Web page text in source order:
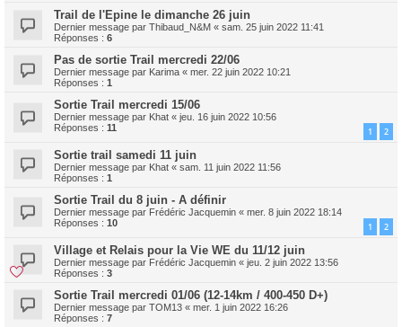
Trail de l'Epine le dimanche 26 juin
Dernier message par Thibaud_N&M « sam. 25 juin 2022 11:41
Réponses : 6
Pas de sortie Trail mercredi 22/06
Dernier message par Karima « mer. 22 juin 2022 10:21
Réponses : 1
Sortie Trail mercredi 15/06
Dernier message par Khat « jeu. 16 juin 2022 10:56
Réponses : 11 1 2
Sortie trail samedi 11 juin
Dernier message par Khat « sam. 11 juin 2022 11:56
Réponses : 1
Sortie Trail du 8 juin - A définir
Dernier message par Frédéric Jacquemin « mer. 8 juin 2022 18:14
Réponses : 10 1 2
Village et Relais pour la Vie WE du 11/12 juin
Dernier message par Frédéric Jacquemin « jeu. 2 juin 2022 13:56
Réponses : 3
Sortie Trail mercredi 01/06 (12-14km / 400-450 D+)
Dernier message par TOM13 « mer. 1 juin 2022 16:26
Réponses : 7